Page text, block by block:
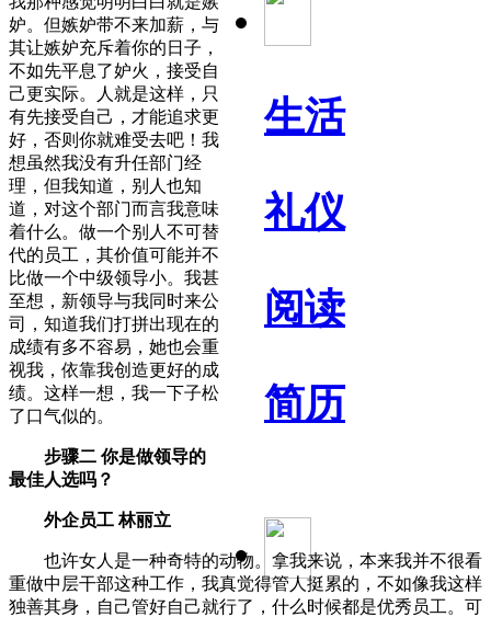
生活
礼仪
阅读
简历
妒。但嫉妒带不来加薪，与
其让嫉妒充斥着你的日子，
不如先平息了妒火，接受自
己更实际。人就是这样，只
有先接受自己，才能追求更
好，否则你就难受去吧！我
想虽然我没有升任部门经
理，但我知道，别人也知
道，对这个部门而言我意味
着什么。做一个别人不可替
代的员工，其价值可能并不
比做一个中级领导小。我甚
至想，新领导与我同时来公
司，知道我们打拼出现在的
成绩有多不容易，她也会重
视我，依靠我创造更好的成
绩。这样一想，我一下子松
了口气似的。
步骤二 你是做领导的
最佳人选吗？
外企员工 林丽立
也许女人是一种奇特的动物。拿我来说，本来我并不很看
重做中层干部这种工作，我真觉得管人挺累的，不如像我这样
独善其身，自己管好自己就行了，什么时候都是优秀员工。可